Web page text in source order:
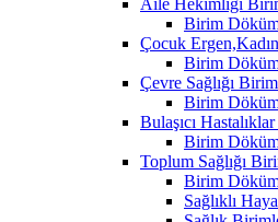
Birim
Çocuk
Birim
Çevre Sağlığı
Birim
Bulaşıcı
Birim
Toplum Sağlığı
Birim
Sağlıklı